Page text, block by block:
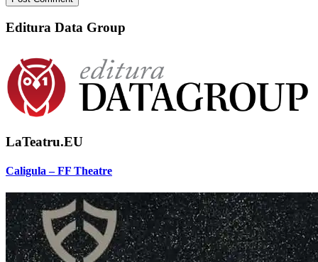
Editura Data Group
LaTeatru.EU
Caligula – FF Theatre